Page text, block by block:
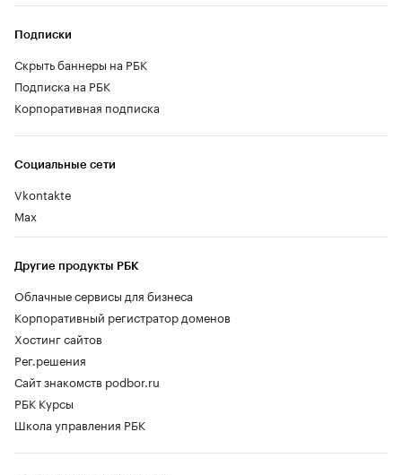
Социальные сети
Vkontakte
Max
Другие продукты РБК
Облачные сервисы для бизнеса
Корпоративный регистратор доменов
Хостинг сайтов
Рег.решения
Сайт знакомств podbor.ru
РБК Курсы
Школа управления РБК
Подписки
Скрыть баннеры на РБК
Подписка на РБК
Корпоративная подписка